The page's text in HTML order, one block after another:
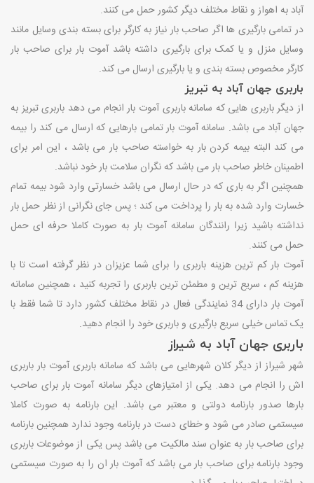
آباد به اهواز و نقاط مختلف دیگر کشور حمل می کنند.
در تمامی بارگیری ها اگر صاحب بار نیاز به کارگر برای بسته بندی وسایل مانند
وسایل منزل و یا کمک برای بارگیری داشته باشد آموت بار برای صاحب بار
کارگر مخصوص بسته بندی و یا بارگیری ارسال می کند.
باربری جهان آباد به تبریز
از دیگر باربری هایی که سامانه باربری آموت بار انجام می دهد باربری تبریز به
جهان آباد می باشد. سامانه آموت بار تمامی بارهایی که ارسال می کند را بیمه
می کند البته بیمه کردن بار به خواسته صاحب بار می باشد ، این امر برای
اطمینان خاطر صاحب بار می باشد که نگران سلامت بار خود نباشد.
همچنین اگر به باری که در حال ارسال می باشد خسارتی وارد شود بیمه تمام
خسارت وارد شده به بار را پرداخت می کند ؛ پس جای نگرانی از نظر حمل بار
نداشته باشید زیرا رانندگان سامانه آموت بار به صورت کاملا حرفه ای حمل
حمل می کنند.
آموت بار کم ترین هزینه باربری را برای شما عزیزان در نظر گرفته است تا با
هزینه کم ، سریع ترین و مطمئن ترین باربری را تجربه کنید ، همچنین سامانه
آموت بار دارای 34 نمایندگی فعال در نقاط مختلف کشور دارد تا شما فقط با
یک تماس خیلی سریع بارگیری و باربری خود را انجام دهید.
باربری جهان آباد به شیراز
شهر شیراز از دیگر کلان شهرهایی می باشد که سامانه باربری آموت بار باربری
اش را انجام می دهد. یکی از امتیازهای دیگر سامانه آموت بار برای صاحب
بارها صدور بارنامه دولتی و معتبر می باشد. این بارنامه به صورت کاملا
سیستمی صادر می شود و خطای دست در بارنامه وجود ندارد همچنین بارنامه
برای صاحب بار به عنوان سند مالکیت می باشد پس یکی از موضوعات باربری
وجود بارنامه برای صاحب بار می باشد که آموت بار ان را به صورت سیستمی